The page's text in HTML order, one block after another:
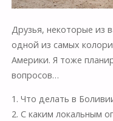
Друзья, некоторые из
одной из самых
Америки. Я тоже
вопросов…
1. Что делать в
2. С каким локальным